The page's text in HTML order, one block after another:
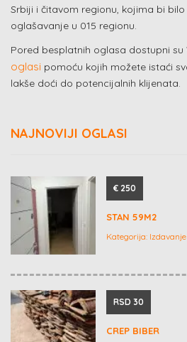
Srbiji i čitavom regionu, kojima bi
oglašavanje u 015 regionu.
Pored besplatnih oglasa dostupni su
oglasi pomoću kojih možete istaći
lakše doći do potencijalnih klijenata.
NAJNOVIJI OGLASI
€ 250
STAN 59M2
Kategorija:
RSD 30
CREP BIBER